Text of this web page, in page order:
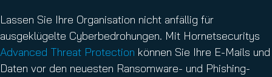
Lassen Sie Ihre Organisation nicht anfällig für
ausgeklügelte Cyberbedrohungen. Mit Hornetsecuritys
Advanced Threat Protection können Sie Ihre E-Mails und
Daten vor den neuesten Ransomware- und Phishing-